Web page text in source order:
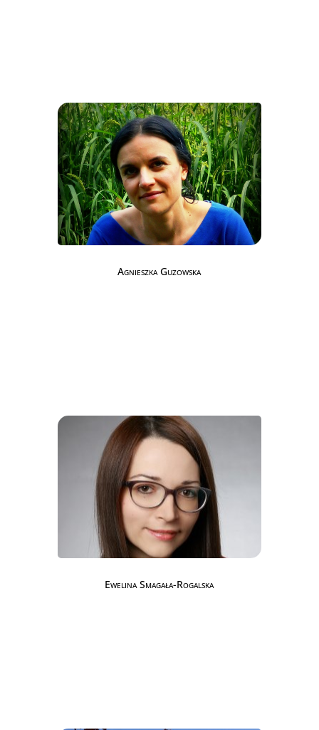
Agnieszka Guzowska
Ewelina Smagała-Rogalska